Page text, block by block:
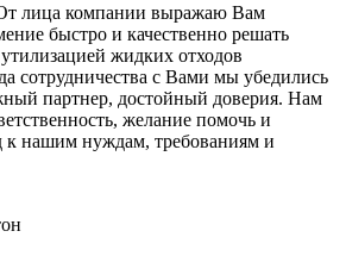
лица компании выражаю Вам
быстро и качественно решать
жидких отходов
сотрудничества с Вами мы убедились
партнер, достойный доверия. Нам
желание помочь и
к нашим нуждам, требованиям и